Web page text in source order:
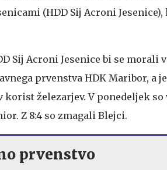
(HDD Sij Acroni
Sij Acroni Jesenice bi se
prvenstva HDK Maribor, a
železarjev. V ponedeljek
Z 8:4 so zmagali Blejci.
prvenstvo